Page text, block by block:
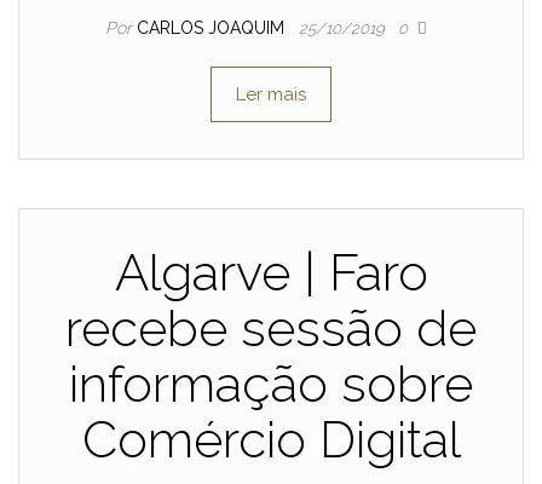
Por CARLOS JOAQUIM 25/10/2019 0
Ler mais
Algarve | Faro
recebe sessão de
informação sobre
Comércio Digital